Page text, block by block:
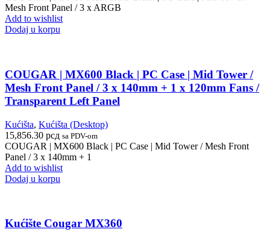
Mesh Front Panel / 3 x ARGB
Add to wishlist
Dodaj u korpu
COUGAR | MX600 Black | PC Case | Mid Tower /
Mesh Front Panel / 3 x 140mm + 1 x 120mm Fans /
Transparent Left Panel
Kućišta, Kućišta (Desktop)
15,856.30 рсд sa PDV-om
COUGAR | MX600 Black | PC Case | Mid Tower / Mesh Front
Panel / 3 x 140mm + 1
Add to wishlist
Dodaj u korpu
Kućište Cougar MX360